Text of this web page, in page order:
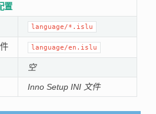
置
language/*.islu
language/en.islu
空
Inno Setup INI 文件